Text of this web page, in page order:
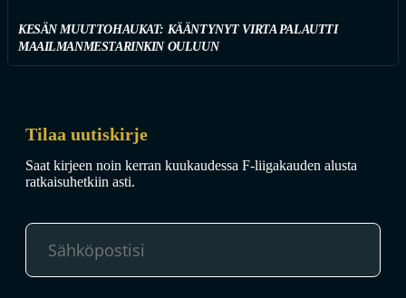
KESÄN MUUTTOHAUKAT: KÄÄNTYNYT VIRTA PALAUTTI
MAAILMANMESTARINKIN OULUUN
Tilaa uutiskirje
Saat kirjeen noin kerran kuukaudessa F-liigakauden alusta
ratkaisuhetkiin asti.